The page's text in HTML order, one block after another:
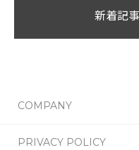
新着記
COMPANY
PRIVACY POLICY